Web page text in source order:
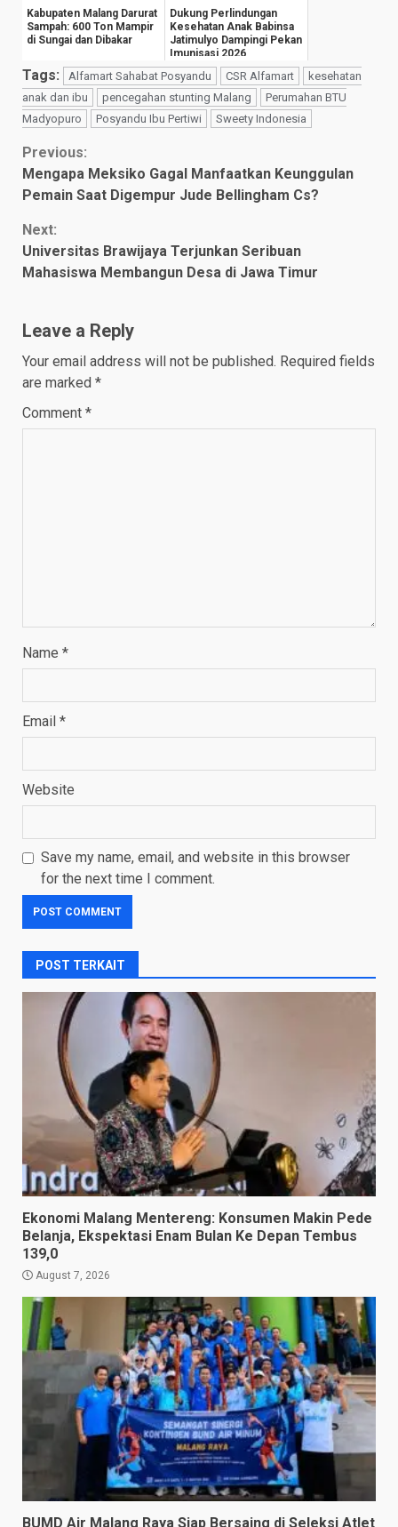
Kabupaten Malang Darurat
Sampah: 600 Ton Mampir
di Sungai dan Dibakar
Dukung Perlindungan
Kesehatan Anak Babinsa
Jatimulyo Dampingi Pekan
Imunisasi 2026
Tags: Alfamart Sahabat Posyandu CSR Alfamart
kesehatan
anak dan ibu
pencegahan stunting Malang
Perumahan BTU
Madyopuro
Posyandu Ibu Pertiwi Sweety Indonesia
Continue
Reading
Previous:
Mengapa Meksiko Gagal Manfaatkan Keunggulan
Pemain Saat Digempur Jude Bellingham Cs?
Next:
Universitas Brawijaya Terjunkan Seribuan
Mahasiswa Membangun Desa di Jawa Timur
Leave a Reply
Your email address will not be published. Required fields
are marked *
Comment *
Name *
Email *
Website
Save my name, email, and website in this browser
for the next time I comment.
POST TERKAIT
Ekonomi Malang Mentereng: Konsumen Makin Pede
Belanja, Ekspektasi Enam Bulan Ke Depan Tembus
139,0
August 7, 2026
BUMD Air Malang Raya Siap Bersaing di Seleksi Atlet